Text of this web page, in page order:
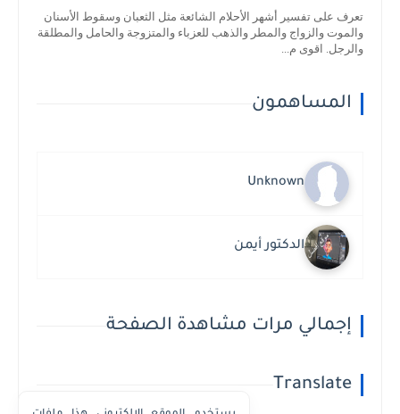
تعرف على تفسير أشهر الأحلام الشائعة مثل الثعبان وسقوط الأسنان
والموت والزواج والمطر والذهب للعزباء والمتزوجة والحامل والمطلقة
والرجل. اقوى م...
المساهمون
Unknown
الدكتور أيمن
إجمالي مرات مشاهدة الصفحة
Translate